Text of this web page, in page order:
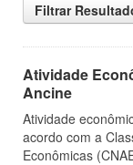
Filtrar
Atividade
Ancine
Atividade
acordo com a
Econômicas